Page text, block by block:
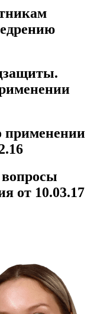
от 10.03.17